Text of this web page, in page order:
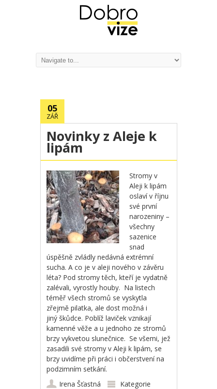
05
ZÁŘ
Novinky z Aleje k
lipám
Stromy v
Aleji k lipám
oslaví v říjnu
své první
narozeniny –
všechny
sazenice
snad
úspěšně zvládly nedávná extrémní
sucha. A co je v aleji nového v závěru
léta? Pod stromy těch, kteří je vydatně
zalévali, vyrostly houby. Na listech
téměř všech stromů se vyskytla
zřejmě pilatka, ale dost možná i
jiný škůdce. Poblíž laviček vznikají
kamenné věže a u jednoho ze stromů
brzy vykvetou slunečnice. Se všemi, jež
zasadili své stromy v Aleji k lipám, se
brzy uvidíme při práci i občerstvení na
podzimním setkání.
Irena Šťastná
Kategorie